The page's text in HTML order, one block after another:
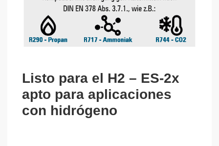
Listo para el H2 – ES-2x
apto para aplicaciones
con hidrógeno